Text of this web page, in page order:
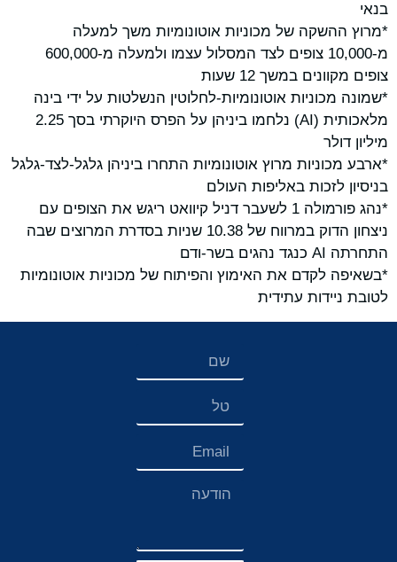
בנאי
*מרוץ ההשקה של מכוניות אוטונומיות משך למעלה
מ-10,000 צופים לצד המסלול עצמו ולמעלה מ-600,000
צופים מקוונים במשך 12 שעות
*שמונה מכוניות אוטונומיות-לחלוטין הנשלטות על ידי בינה
מלאכותית (AI) נלחמו ביניהן על הפרס היוקרתי בסך 2.25
מיליון דולר
*ארבע מכוניות מרוץ אוטונומיות התחרו ביניהן גלגל-לצד-גלגל
בניסיון לזכות באליפות העולם
*נהג פורמולה 1 לשעבר דניל קיוואט ריגש את הצופים עם
ניצחון הדוק במרווח של 10.38 שניות בסדרת המרוצים שבה
התחרתה AI כנגד נהגים בשר-ודם
*בשאיפה לקדם את האימוץ והפיתוח של מכוניות אוטונומיות
לטובת ניידות עתידית